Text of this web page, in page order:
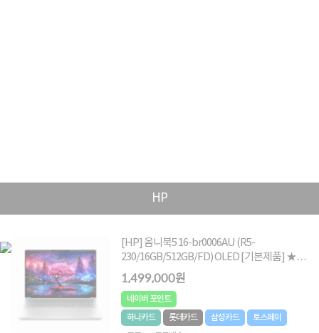
HP
[HP] 옴니북5 16-br0006AU (R5-
230/16GB/512GB/FD) OLED [기본제품] ★컴
퓨존 38만원 쿠폰할인★
1,499,000원
네이버 포인트
하나카드
롯데카드 삼성카드
토스페이